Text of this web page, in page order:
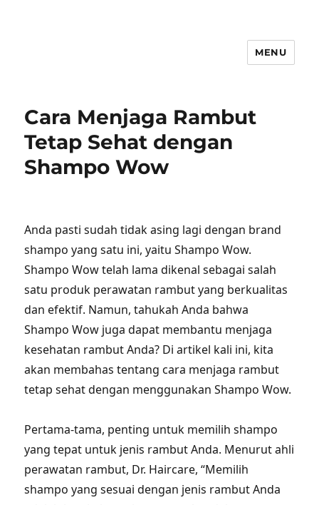
MENU
Cara Menjaga Rambut
Tetap Sehat dengan
Shampo Wow
Anda pasti sudah tidak asing lagi dengan brand
shampo yang satu ini, yaitu Shampo Wow.
Shampo Wow telah lama dikenal sebagai salah
satu produk perawatan rambut yang berkualitas
dan efektif. Namun, tahukah Anda bahwa
Shampo Wow juga dapat membantu menjaga
kesehatan rambut Anda? Di artikel kali ini, kita
akan membahas tentang cara menjaga rambut
tetap sehat dengan menggunakan Shampo Wow.
Pertama-tama, penting untuk memilih shampo
yang tepat untuk jenis rambut Anda. Menurut ahli
perawatan rambut, Dr. Haircare, “Memilih
shampo yang sesuai dengan jenis rambut Anda